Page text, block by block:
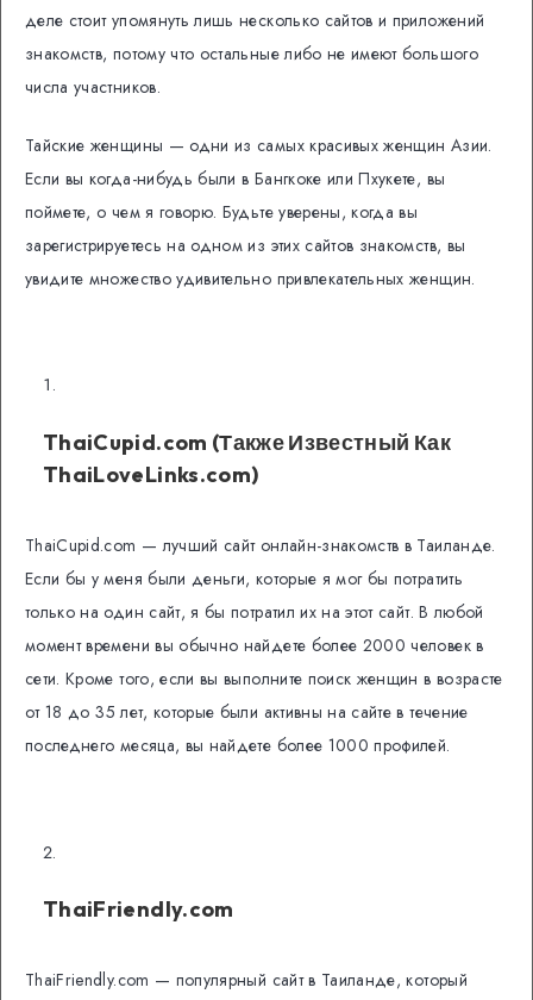
деле стоит упомянуть лишь несколько сайтов и приложений
знакомств, потому что остальные либо не имеют большого
числа участников.
Тайские женщины — одни из самых красивых женщин Азии.
Если вы когда-нибудь были в Бангкоке или Пхукете, вы
поймете, о чем я говорю. Будьте уверены, когда вы
зарегистрируетесь на одном из этих сайтов знакомств, вы
увидите множество удивительно привлекательных женщин.
ThaiCupid.com (Также Известный Как
ThaiLoveLinks.com)
ThaiCupid.com — лучший сайт онлайн-знакомств в Таиланде.
Если бы у меня были деньги, которые я мог бы потратить
только на один сайт, я бы потратил их на этот сайт. В любой
момент времени вы обычно найдете более 2000 человек в
сети. Кроме того, если вы выполните поиск женщин в возрасте
от 18 до 35 лет, которые были активны на сайте в течение
последнего месяца, вы найдете более 1000 профилей.
ThaiFriendly.com
ThaiFriendly.com — популярный сайт в Таиланде, который